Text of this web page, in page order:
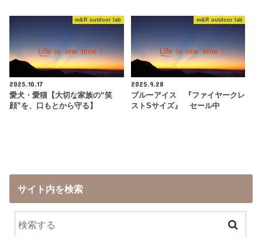
m&R outdoor lab
2025.10.17
愛犬・愛猫【大切な家族の“笑
顔”を、口もとから守る】
m&R outdoor lab
2025.9.28
ブルーアイス 『ファイヤークレ
ストSサイズ』 セール中
サイト内を検索